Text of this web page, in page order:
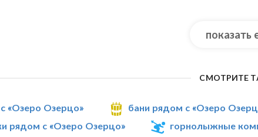
показать
СМОТРИТЕ
«Озеро Озерцо» бани рядом с «Озеро
рядом с «Озеро Озерцо»
горнолыжные